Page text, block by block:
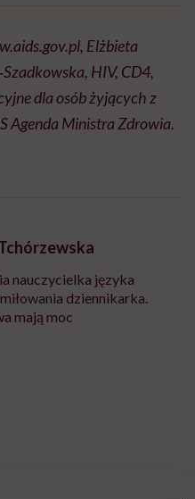
Elżbieta
HIV, CD4,
dla osób żyjących z
Agenda Ministra Zdrowia.
nauczycielka języka
dziennikarka.
mają moc